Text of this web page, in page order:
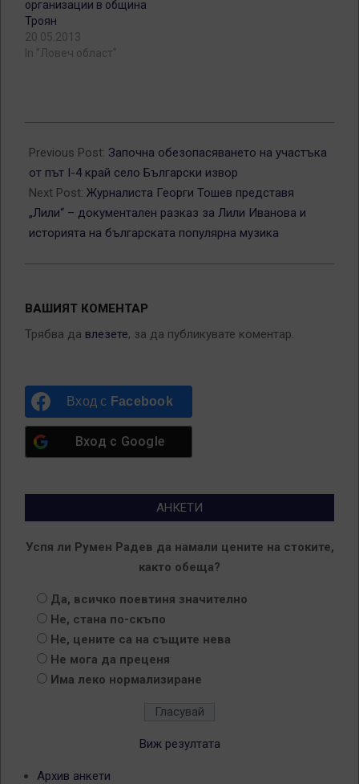
организации в община
Троян
20.05.2013
In "Ловеч област"
04-
09
Previous Post: Започна обезопасяването на участъка
от път I-4 край село Български извор
Next Post: Журналиста Георги Тошев представя
„Лили“ – документален разказ за Лили Иванова и
историята на българската популярна музика
ВАШИЯТ КОМЕНТАР
Трябва да влезете, за да публикувате коментар.
Вход с Facebook
Вход с Google
АНКЕТИ
Успя ли Румен Радев да намали цените на стоките,
както обеща?
Да, всичко поевтиня значително
Не, стана по-скъпо
Не, цените са на същите нева
Не мога да преценя
Има леко нормализиране
Виж резултата
Архив анкети